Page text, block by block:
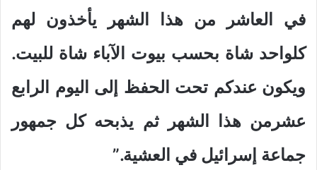
في العاشر من هذا الشهر يأخذون لهم
كلواحد شاة بحسب بيوت الآباء شاة للبيت.
ويكون عندكم تحت الحفظ إلى اليوم الرابع
عشرمن هذا الشهر ثم يذبحه كل جمهور
جماعة إسرائيل في العشية.”